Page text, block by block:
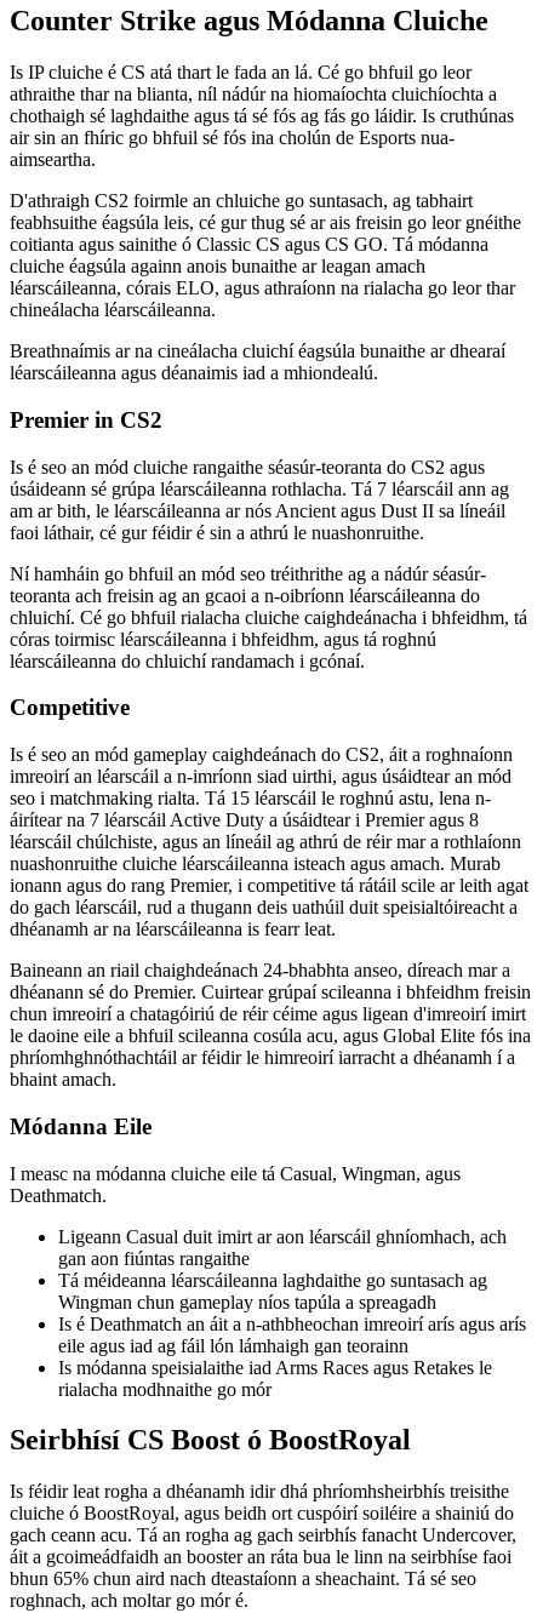
Counter Strike agus Módanna Cluiche
Is IP cluiche é CS atá thart le fada an lá. Cé go bhfuil go leor
athraithe thar na blianta, níl nádúr na hiomaíochta cluichíochta a
chothaigh sé laghdaithe agus tá sé fós ag fás go láidir. Is cruthúnas
air sin an fhíric go bhfuil sé fós ina cholún de Esports nua-
aimseartha.
D'athraigh CS2 foirmle an chluiche go suntasach, ag tabhairt
feabhsuithe éagsúla leis, cé gur thug sé ar ais freisin go leor gnéithe
coitianta agus sainithe ó Classic CS agus CS GO. Tá módanna
cluiche éagsúla againn anois bunaithe ar leagan amach
léarscáileanna, córais ELO, agus athraíonn na rialacha go leor thar
chineálacha léarscáileanna.
Breathnaímis ar na cineálacha cluichí éagsúla bunaithe ar dhearaí
léarscáileanna agus déanaimis iad a mhiondealú.
Premier in CS2
Is é seo an mód cluiche rangaithe séasúr-teoranta do CS2 agus
úsáideann sé grúpa léarscáileanna rothlacha. Tá 7 léarscáil ann ag
am ar bith, le léarscáileanna ar nós Ancient agus Dust II sa líneáil
faoi láthair, cé gur féidir é sin a athrú le nuashonruithe.
Ní hamháin go bhfuil an mód seo tréithrithe ag a nádúr séasúr-
teoranta ach freisin ag an gcaoi a n-oibríonn léarscáileanna do
chluichí. Cé go bhfuil rialacha cluiche caighdeánacha i bhfeidhm, tá
córas toirmisc léarscáileanna i bhfeidhm, agus tá roghnú
léarscáileanna do chluichí randamach i gcónaí.
Competitive
Is é seo an mód gameplay caighdeánach do CS2, áit a roghnaíonn
imreoirí an léarscáil a n-imríonn siad uirthi, agus úsáidtear an mód
seo i matchmaking rialta. Tá 15 léarscáil le roghnú astu, lena n-
áirítear na 7 léarscáil Active Duty a úsáidtear i Premier agus 8
léarscáil chúlchiste, agus an líneáil ag athrú de réir mar a rothlaíonn
nuashonruithe cluiche léarscáileanna isteach agus amach. Murab
ionann agus do rang Premier, i competitive tá rátáil scile ar leith agat
do gach léarscáil, rud a thugann deis uathúil duit speisialtóireacht a
dhéanamh ar na léarscáileanna is fearr leat.
Baineann an riail chaighdeánach 24-bhabhta anseo, díreach mar a
dhéanann sé do Premier. Cuirtear grúpaí scileanna i bhfeidhm freisin
chun imreoirí a chatagóiriú de réir céime agus ligean d'imreoirí imirt
le daoine eile a bhfuil scileanna cosúla acu, agus Global Elite fós ina
phríomhghnóthachtáil ar féidir le himreoirí iarracht a dhéanamh í a
bhaint amach.
Módanna Eile
I measc na módanna cluiche eile tá Casual, Wingman, agus
Deathmatch.
Ligeann Casual duit imirt ar aon léarscáil ghníomhach, ach
gan aon fiúntas rangaithe
Tá méideanna léarscáileanna laghdaithe go suntasach ag
Wingman chun gameplay níos tapúla a spreagadh
Is é Deathmatch an áit a n-athbheochan imreoirí arís agus arís
eile agus iad ag fáil lón lámhaigh gan teorainn
Is módanna speisialaithe iad Arms Races agus Retakes le
rialacha modhnaithe go mór
Seirbhísí CS Boost ó BoostRoyal
Is féidir leat rogha a dhéanamh idir dhá phríomhsheirbhís treisithe
cluiche ó BoostRoyal, agus beidh ort cuspóirí soiléire a shainiú do
gach ceann acu. Tá an rogha ag gach seirbhís fanacht Undercover,
áit a gcoimeádfaidh an booster an ráta bua le linn na seirbhíse faoi
bhun 65% chun aird nach dteastaíonn a sheachaint. Tá sé seo
roghnach, ach moltar go mór é.